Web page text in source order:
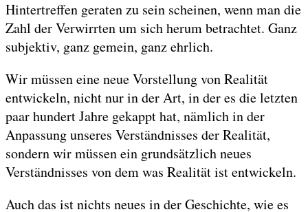
Hintertreffen geraten zu sein scheinen, wenn man die
Zahl der Verwirrten um sich herum betrachtet. Ganz
subjektiv, ganz gemein, ganz ehrlich.
Wir müssen eine neue Vorstellung von Realität
entwickeln, nicht nur in der Art, in der es die letzten
paar hundert Jahre gekappt hat, nämlich in der
Anpassung unseres Verständnisses der Realität,
sondern wir müssen ein grundsätzlich neues
Verständnisses von dem was Realität ist entwickeln.
Auch das ist nichts neues in der Geschichte, wie es